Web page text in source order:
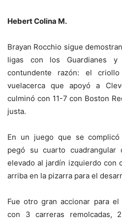
Hebert Colina M.
Brayan Rocchio sigue
ligas con los Guardianes
contundente razón: el
vuelacerca que apoyó a
culminó con 11-7 con Boston
justa.
En un juego que se complicó
pegó su cuarto
elevado al jardín izquierdo con
arriba en la pizarra para el
Fue otro gran accionar para
con 3 carreras remolcadas,